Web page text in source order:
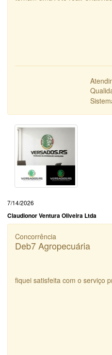
7/14/2026
Claudionor Ventura Oliveira Ltda
Concorrência
Deb7 Agropecuária
fiquei satisfeita com o serviço